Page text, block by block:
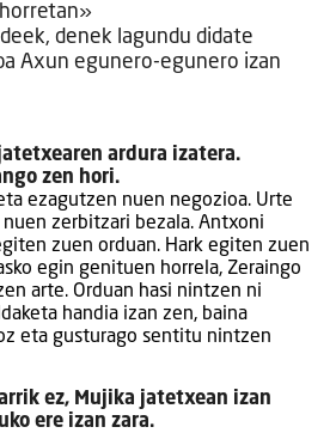
denek lagundu didate
Axun egunero-egunero izan
ardura izatera.
zen hori.
ezagutzen nuen negozioa. Urte
zerbitzari bezala. Antxoni
zuen orduan. Hark egiten zuen
egin genituen horrela, Zeraingo
arte. Orduan hasi nintzen ni
handia izan zen, baina
eta gusturago sentitu nintzen
ez, Mujika jatetxean izan
ere izan zara.